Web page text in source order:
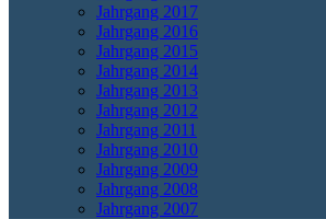
Jahrgang 2017
Jahrgang 2016
Jahrgang 2015
Jahrgang 2014
Jahrgang 2013
Jahrgang 2012
Jahrgang 2011
Jahrgang 2010
Jahrgang 2009
Jahrgang 2008
Jahrgang 2007